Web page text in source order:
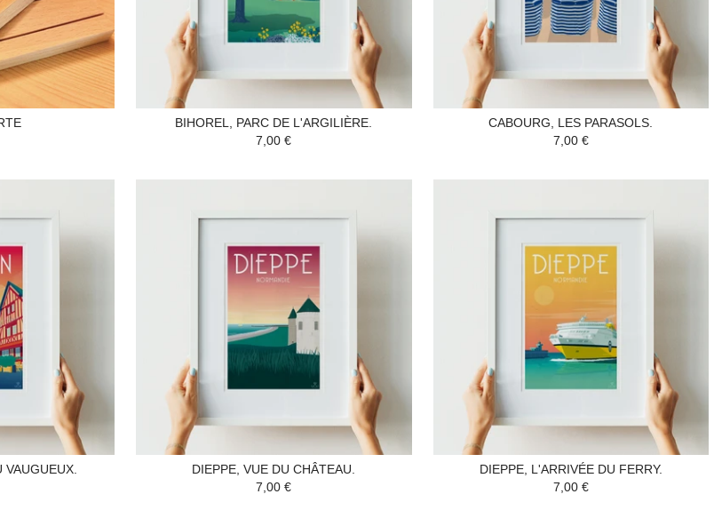
BIHOREL, PARC DE L'ARGILIÈRE.
7,00 €
CABOURG, LES PARASOLS.
7,00 €
DIEPPE, VUE DU CHÂTEAU.
7,00 €
DIEPPE, L'ARRIVÉE DU FERRY.
7,00 €